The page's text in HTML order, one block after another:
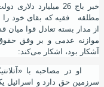
خبر باج 26 میلیارد
مطلقه
فقیه که بقای خود
از مدار بسته تعادل قوا
موازنه عدمی و بر وفق حقوق
آشکار بود، اشکار می‌کند:
سرزمین حق دارد و اسرائیل